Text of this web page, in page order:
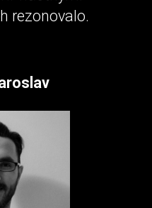
rezonovalo.